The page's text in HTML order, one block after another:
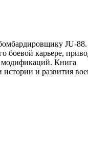
JU-
боевой карьере,
модификаций. Книга
истории и развития